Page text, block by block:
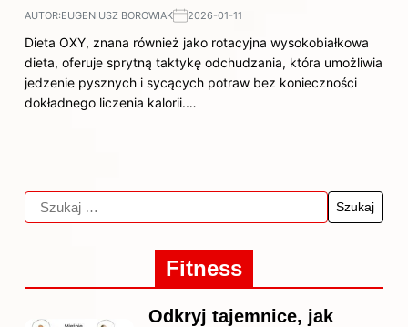
AUTOR:EUGENIUSZ BOROWIAK 2026-01-11
Dieta OXY, znana również jako rotacyjna wysokobiałkowa
dieta, oferuje sprytną taktykę odchudzania, która umożliwia
jedzenie pysznych i sycących potraw bez konieczności
dokładnego liczenia kalorii.…
Fitness
Odkryj tajemnice, jak